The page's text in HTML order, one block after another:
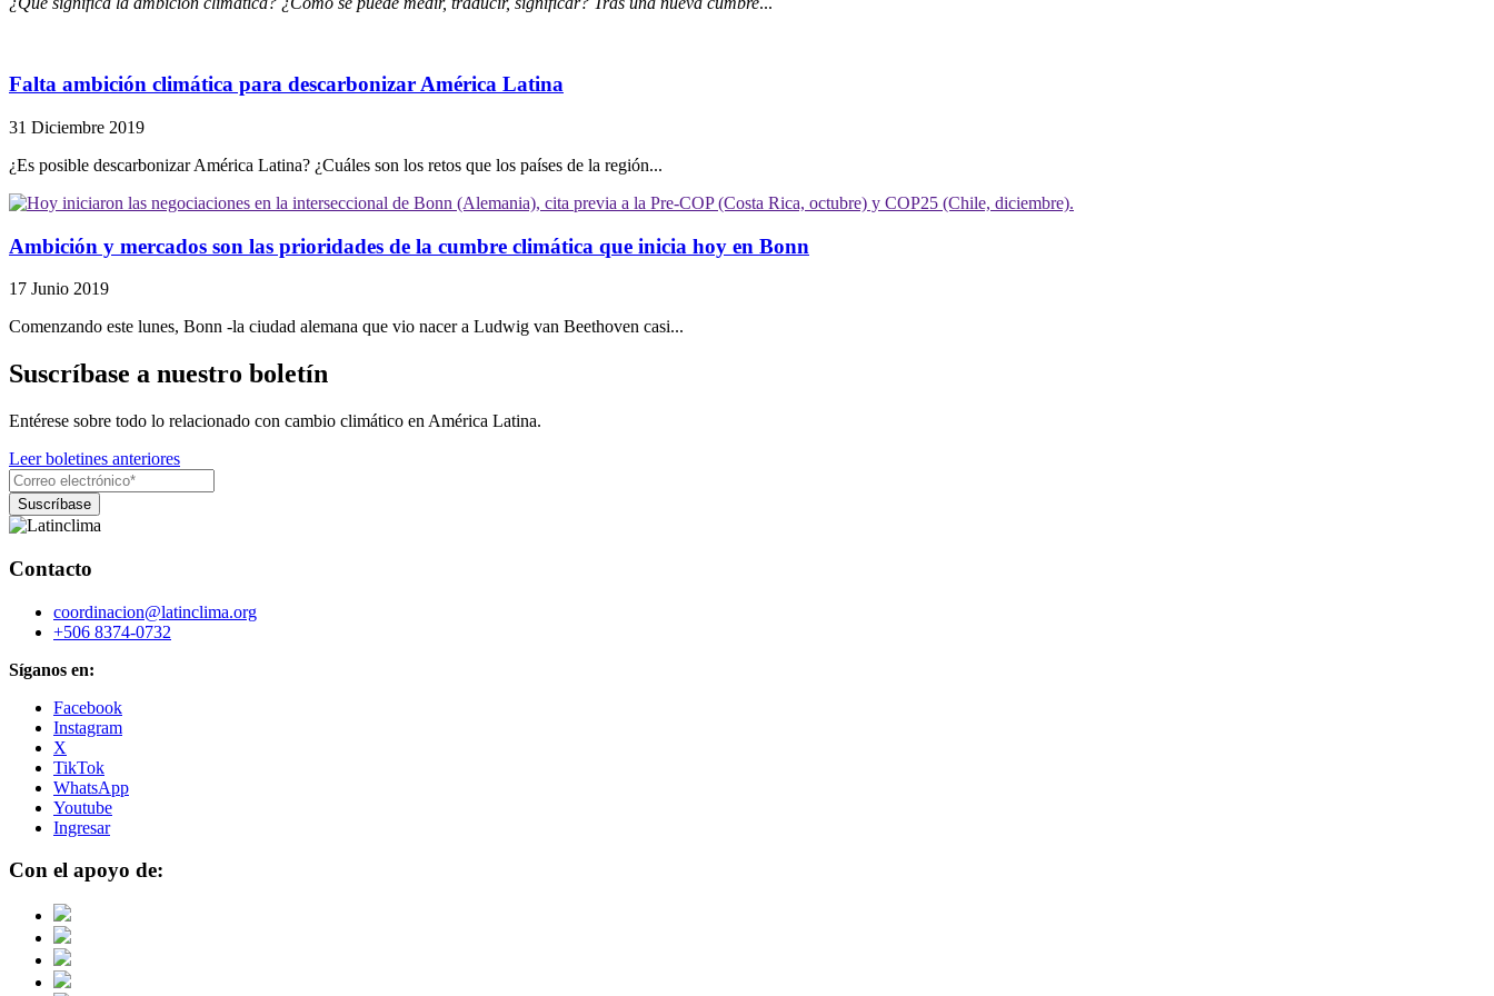
Falta ambición climática para descarbonizar América Latina
31 Diciembre 2019
¿Es posible descarbonizar América Latina? ¿Cuáles son los retos que los países de la región...
Ambición y mercados son las prioridades de la cumbre climática que inicia hoy en Bonn
17 Junio 2019
Comenzando este lunes, Bonn -la ciudad alemana que vio nacer a Ludwig van Beethoven casi...
Suscríbase a nuestro boletín
Entérese sobre todo lo relacionado con cambio climático en América Latina.
Leer boletines anteriores
Contacto
coordinacion@latinclima.org
+506 8374-0732
Síganos en:
Facebook
Instagram
X
TikTok
WhatsApp
Youtube
Ingresar
Con el apoyo de: